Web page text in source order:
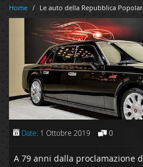
Home / Le auto della Repubblica
Date: 1 Ottobre 2019 0
A 79 anni dalla proclamazione